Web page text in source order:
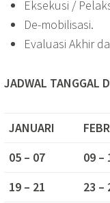
Eksekusi /
De-mobilisasi.
Evaluasi Akhir
JADWAL TANGGAL
JANUARI
05 – 07
09 –
19 – 21
23 –